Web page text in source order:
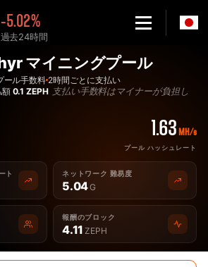
-5.02%
過去24時間
イニングプール - 2Miners
マイニングプール
ール手数料 2時間ごとに支払い
額 0.1 ZEPH 支払い手数料はマイナーが負担し
1.63 MH/s
プール ハッシュレート
ト ネットワーク 難易度
5.04G
報酬のブロック
4.11 ZEPH